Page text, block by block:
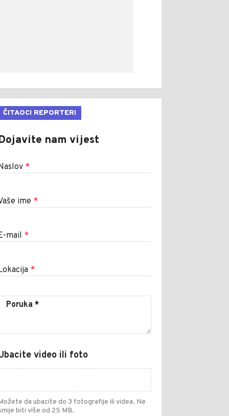
ČITAOCI REPORTERI
nam vijest
*
ime *
mail *
*
video ili foto
da ubacite do 3 fotografije ili videa. Ne
biti više od 25 MB.